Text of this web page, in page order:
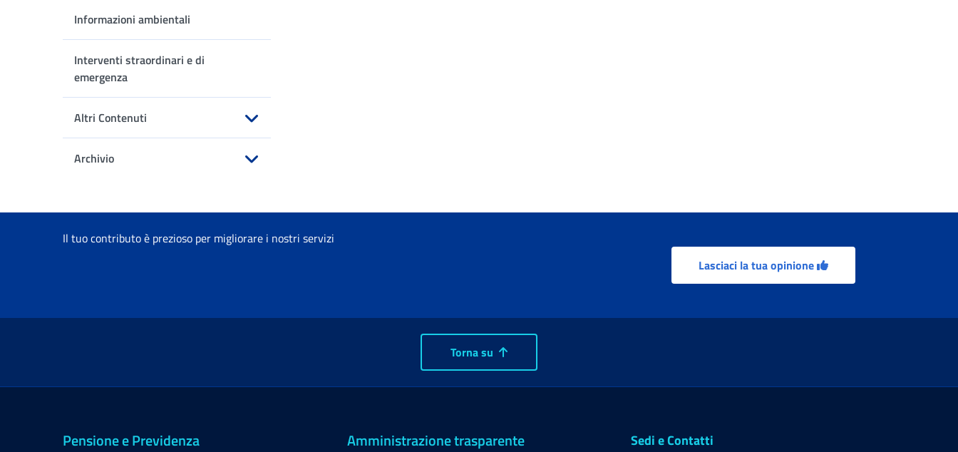
Informazioni ambientali
Interventi straordinari e di
emergenza
Altri Contenuti
Apri sottomenu
Archivio
Il tuo contributo è prezioso per migliorare i nostri servizi
Lasciaci la tua opinione
Torna su
Pensione e Previdenza
Amministrazione trasparente
Sedi e Contatti